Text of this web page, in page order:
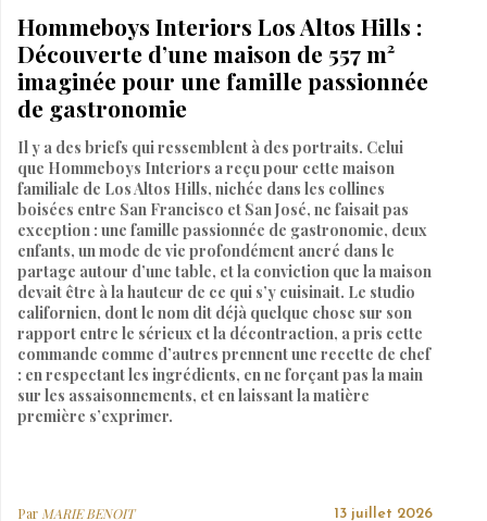
Hommeboys Interiors Los Altos Hills :
Découverte d’une maison de 557 m²
imaginée pour une famille passionnée
de gastronomie
Il y a des briefs qui ressemblent à des portraits. Celui
que Hommeboys Interiors a reçu pour cette maison
familiale de Los Altos Hills, nichée dans les collines
boisées entre San Francisco et San José, ne faisait pas
exception : une famille passionnée de gastronomie, deux
enfants, un mode de vie profondément ancré dans le
partage autour d’une table, et la conviction que la maison
devait être à la hauteur de ce qui s’y cuisinait. Le studio
californien, dont le nom dit déjà quelque chose sur son
rapport entre le sérieux et la décontraction, a pris cette
commande comme d’autres prennent une recette de chef
: en respectant les ingrédients, en ne forçant pas la main
sur les assaisonnements, et en laissant la matière
première s’exprimer.
Par MARIE BENOIT 13 juillet 2026